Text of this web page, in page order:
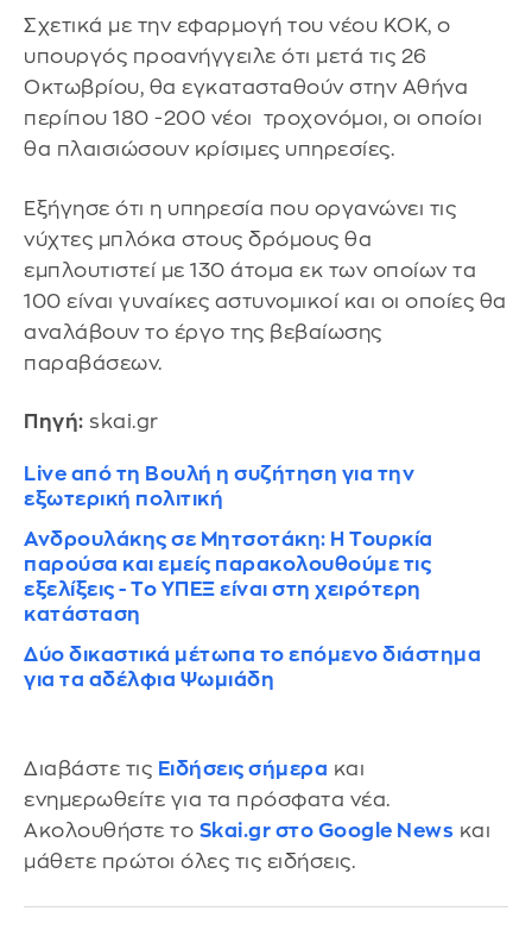
Σχετικά με την εφαρμογή του νέου ΚΟΚ, ο
υπουργός προανήγγειλε ότι μετά τις 26
Οκτωβρίου, θα εγκατασταθούν στην Αθήνα
περίπου 180 -200 νέοι τροχονόμοι, οι οποίοι
θα πλαισιώσουν κρίσιμες υπηρεσίες.
Εξήγησε ότι η υπηρεσία που οργανώνει τις
νύχτες μπλόκα στους δρόμους θα
εμπλουτιστεί με 130 άτομα εκ των οποίων τα
100 είναι γυναίκες αστυνομικοί και οι οποίες θα
αναλάβουν το έργο της βεβαίωσης
παραβάσεων.
Πηγή: skai.gr
Live από τη Βουλή η συζήτηση για την
εξωτερική πολιτική
Ανδρουλάκης σε Μητσοτάκη: Η Τουρκία
παρούσα και εμείς παρακολουθούμε τις
εξελίξεις - Το ΥΠΕΞ είναι στη χειρότερη
κατάσταση
Δύο δικαστικά μέτωπα το επόμενο διάστημα
για τα αδέλφια Ψωμιάδη
Διαβάστε τις Ειδήσεις σήμερα και
ενημερωθείτε για τα πρόσφατα νέα.
Ακολουθήστε το Skai.gr στο Google News και
μάθετε πρώτοι όλες τις ειδήσεις.